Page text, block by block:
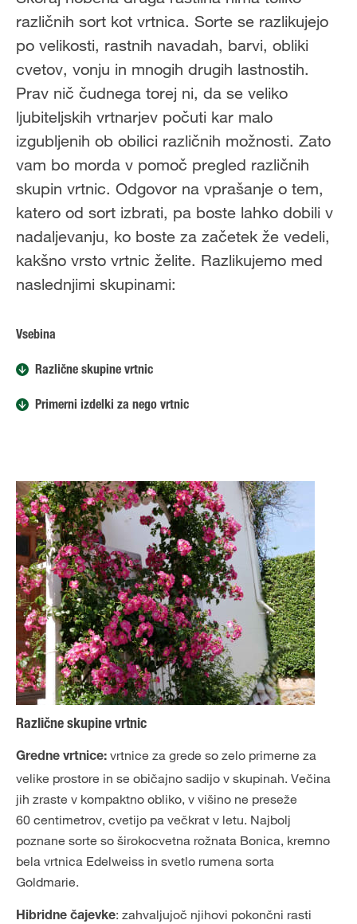
različnih sort kot vrtnica. Sorte se razlikujejo
po velikosti, rastnih navadah, barvi, obliki
cvetov, vonju in mnogih drugih lastnostih.
Prav nič čudnega torej ni, da se veliko
ljubiteljskih vrtnarjev počuti kar malo
izgubljenih ob obilici različnih možnosti. Zato
vam bo morda v pomoč pregled različnih
skupin vrtnic. Odgovor na vprašanje o tem,
katero od sort izbrati, pa boste lahko dobili v
nadaljevanju, ko boste za začetek že vedeli,
kakšno vrsto vrtnic želite. Razlikujemo med
naslednjimi skupinami:
Vsebina
Različne skupine vrtnic
Primerni izdelki za nego vrtnic
Različne skupine vrtnic
Gredne vrtnice: vrtnice za grede so zelo primerne za
velike prostore in se običajno sadijo v skupinah. Večina
jih zraste v kompaktno obliko, v višino ne preseže
60 centimetrov, cvetijo pa večkrat v letu. Najbolj
poznane sorte so širokocvetna rožnata Bonica, kremno
bela vrtnica Edelweiss in svetlo rumena sorta
Goldmarie.
Hibridne čajevke: zahvaljujoč njihovi pokončni rasti